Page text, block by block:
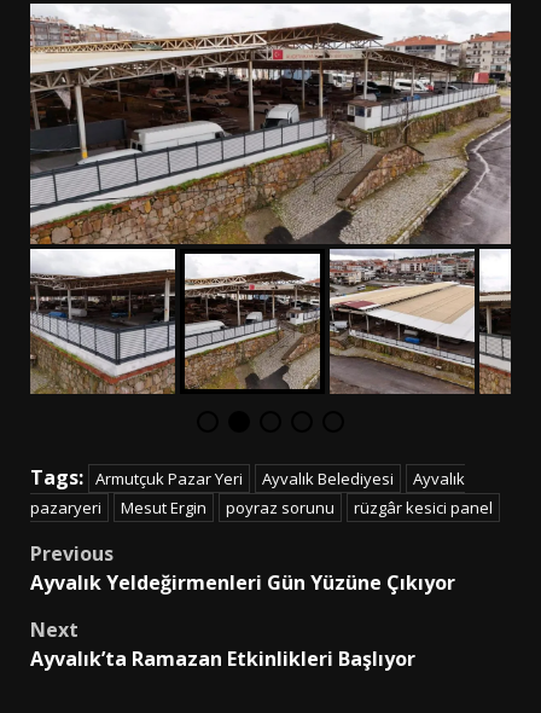
Tags: Armutçuk Pazar Yeri Ayvalık Belediyesi
Ayvalık
pazaryeri
Mesut Ergin poyraz sorunu rüzgâr kesici panel
Post
navigation
Previous
Ayvalık Yeldeğirmenleri Gün Yüzüne Çıkıyor
Next
Ayvalık’ta Ramazan Etkinlikleri Başlıyor